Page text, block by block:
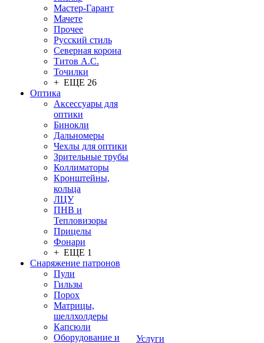
Мастер-Гарант
Мачете
Прочее
Русский стиль
Северная корона
Титов А.С.
Точилки
+ ЕЩЕ 26
Оптика
Аксессуары для
оптики
Бинокли
Дальномеры
Чехлы для оптики
Зрительные трубы
Коллиматоры
Кронштейны,
кольца
ЛЦУ
ПНВ и
Тепловизоры
Прицелы
Фонари
+ ЕЩЕ 1
Снаряжение патронов
Пули
Гильзы
Порох
Матрицы,
шеллхолдеры
Капсюли
Оборудование и
Услуги